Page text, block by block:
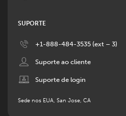
SUPORTE
Image +1-888-484-3535 (ext – 3)
ImageSuporte ao cliente
ImageSuporte de login
Sede nos EUA, San Jose, CA